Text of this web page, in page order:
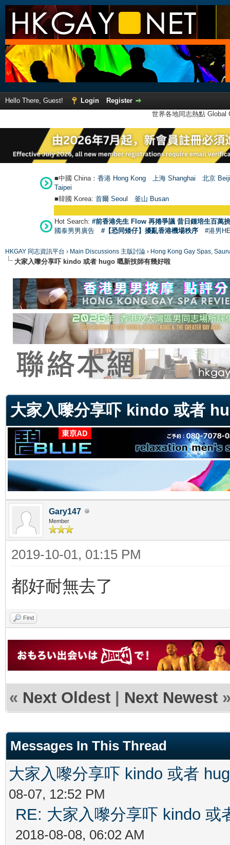
Hello There, Guest! Login
Register
世界各地同志熱點
■中國 China： 香港 Hong Kong 上海 Shanghai
北京
Taipei
■韓國 Korea: 首爾 Seoul 釜山 Busan
Hot Search: #前香港先生 Flow 再捲爭議 昔日鍾培生百萬
國泰男男廣告
#【恐同矮仔】擾亂香港機場秩序 #港男
HKGAY 同志資訊平台 › Main Discussions 主版討論 › Hong Kong Gay Spas,
大家入嚟分享吓 kindo 或者 hugo 嘅新技師有幾好啦
大家入嚟分享吓 kindo 或者
Gary147
Member
2019-10-01, 01:15 PM
都好耐無去了
Find
« Next Oldest | Next Newest
Messages In This Thread
大家入嚟分享吓 kindo 或者
08-07, 12:52 PM
RE: 大家入嚟分享吓 kindo 或
2018-08-08, 06:02 AM